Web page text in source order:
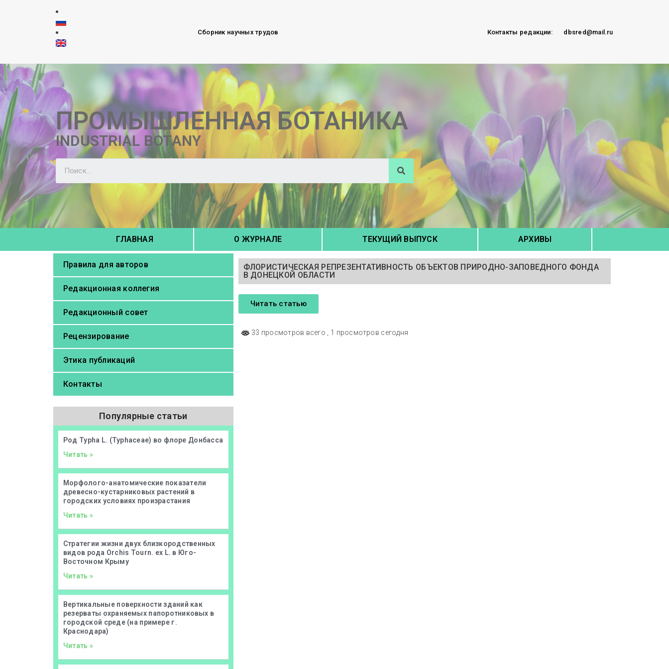
Сборник научных трудов Контакты редакции: dbsred@mail.ru
ПРОМЫШЛЕННАЯ БОТАНИКА
INDUSTRIAL BOTANY
ГЛАВНАЯ О ЖУРНАЛЕ ТЕКУЩИЙ ВЫПУСК АРХИВЫ
Правила для авторов
Редакционная коллегия
Редакционный совет
Рецензирование
Этика публикаций
Контакты
Популярные статьи
Род Typha L. (Typhaceae) во флоре Донбасса
Читать »
Морфолого-анатомические показатели
древесно-кустарниковых растений в
городских условиях произрастания
Читать »
Стратегии жизни двух близкородственных
видов рода Orchis Tourn. ex L. в Юго-
Восточном Крыму
Читать »
Вертикальные поверхности зданий как
резерваты охраняемых папоротниковых в
городской среде (на примере г.
Краснодара)
Читать »
ФЛОРИСТИЧЕСКАЯ РЕПРЕЗЕНТАТИВНОСТЬ ОБЪЕКТОВ ПРИРОДНО-ЗАПОВЕДНОГО ФОНДА
В ДОНЕЦКОЙ ОБЛАСТИ
Читать статью
33 просмотров всего , 1 просмотров сегодня